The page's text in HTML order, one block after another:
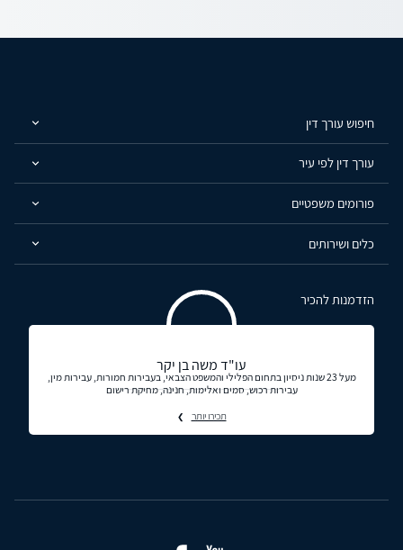
חיפוש עורך דין
עורך דין לפי עיר
פורומים משפטיים
כלים ושירותים
הזדמנות להכיר
עו"ד משה בן יקר
מעל 23 שנות ניסיון בתחום הפלילי והמשפט הצבאי, בעבירות חמורות, עבירות מין,
עבירות רכוש, סמים ואלימות, חנינה, מחיקת רישום
תכירו יותר